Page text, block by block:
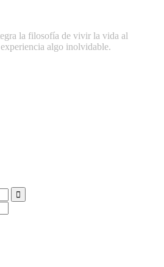
la filosofía de vivir la vida al
algo inolvidable.